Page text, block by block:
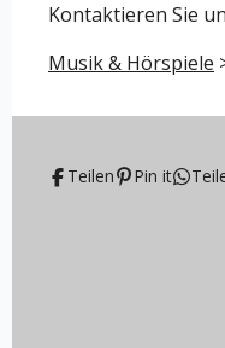
Kontaktieren Sie
Musik & Hörspiele
Teilen Pin it